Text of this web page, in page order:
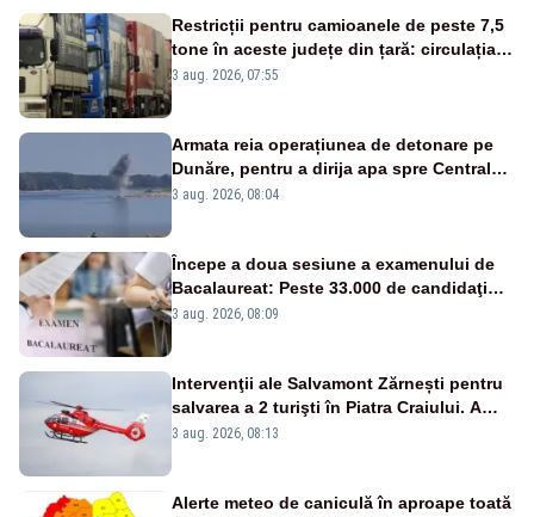
Restricții pentru camioanele de peste 7,5
tone în aceste județe din țară: circulația
este interzisă luni, între orele 12:00 și
3 aug. 2026, 07:55
Armata reia operațiunea de detonare pe
Dunăre, pentru a dirija apa spre Centrala
Cernavodă
3 aug. 2026, 08:04
Începe a doua sesiune a examenului de
Bacalaureat: Peste 33.000 de candidaţi
înscrişi
3 aug. 2026, 08:09
Intervenţii ale Salvamont Zărnești pentru
salvarea a 2 turişti în Piatra Craiului. A
fost solicitat elicopterul SMURD
3 aug. 2026, 08:13
Alerte meteo de caniculă în aproape toată